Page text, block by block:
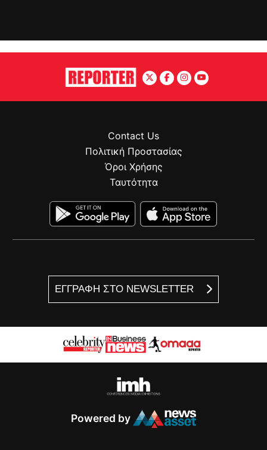
ΕΓΓΡΑΦΗ ΣΤΟ NEWSLETTER
Contact Us
Πολιτική Προστασίας
Όροι Χρήσης
Ταυτότητα